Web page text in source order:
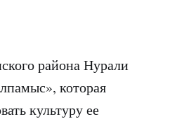
района Нурали
которая
культуру ее